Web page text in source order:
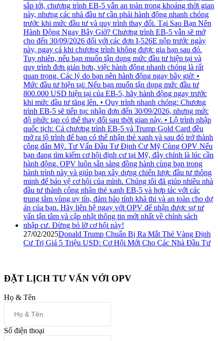
27/02/2025Donald Trump Chuẩn Bị Ra Mắt Thẻ Vàng Định
Cư Trị Giá 5 Triệu USD: Cơ Hội Mới Cho Các Nhà Đầu Tư
ĐẶT LỊCH TƯ VẤN VỚI OPV
Họ & Tên
Số điện thoại